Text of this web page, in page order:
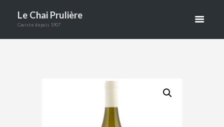
DUPRÉ
Le Chai Prulière
Caviste depuis 1907